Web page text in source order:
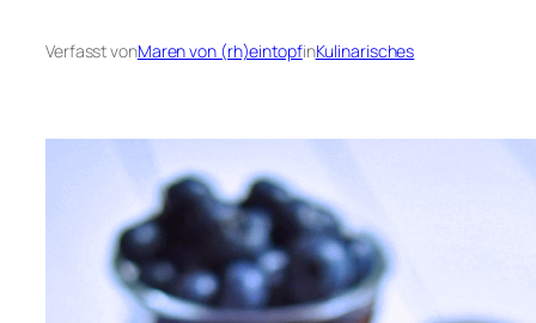
Verfasst vonMaren von (rh)eintopfinKulinarisches